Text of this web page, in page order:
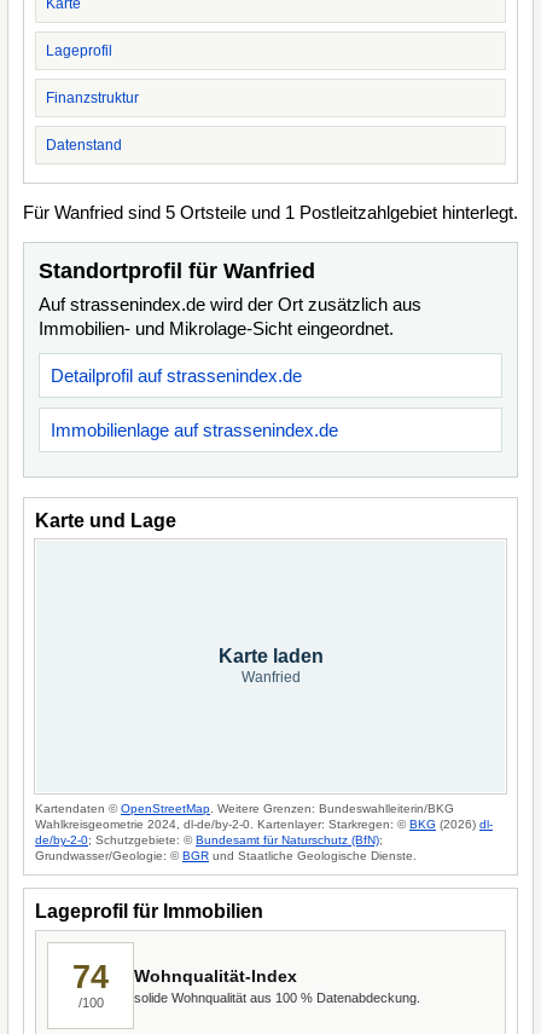
Karte
Lageprofil
Finanzstruktur
Datenstand
Für Wanfried sind 5 Ortsteile und 1 Postleitzahlgebiet hinterlegt.
Standortprofil für Wanfried
Auf strassenindex.de wird der Ort zusätzlich aus
Immobilien- und Mikrolage-Sicht eingeordnet.
Detailprofil auf strassenindex.de
Immobilienlage auf strassenindex.de
Karte und Lage
Karte laden
Wanfried
Kartendaten ©OpenStreetMap . Weitere Grenzen: Bundeswahlleiterin/BKG
Wahlkreisgeometrie 2024, dl-de/by-2-0. Kartenlayer: Starkregen: ©BKG (2026) dl-
de/by-2-0; Schutzgebiete: ©Bundesamt für Naturschutz (BfN);
Grundwasser/Geologie: ©BGR und Staatliche Geologische Dienste.
Lageprofil für Immobilien
74
/100
Wohnqualität-Index
solide Wohnqualität aus 100 % Datenabdeckung.